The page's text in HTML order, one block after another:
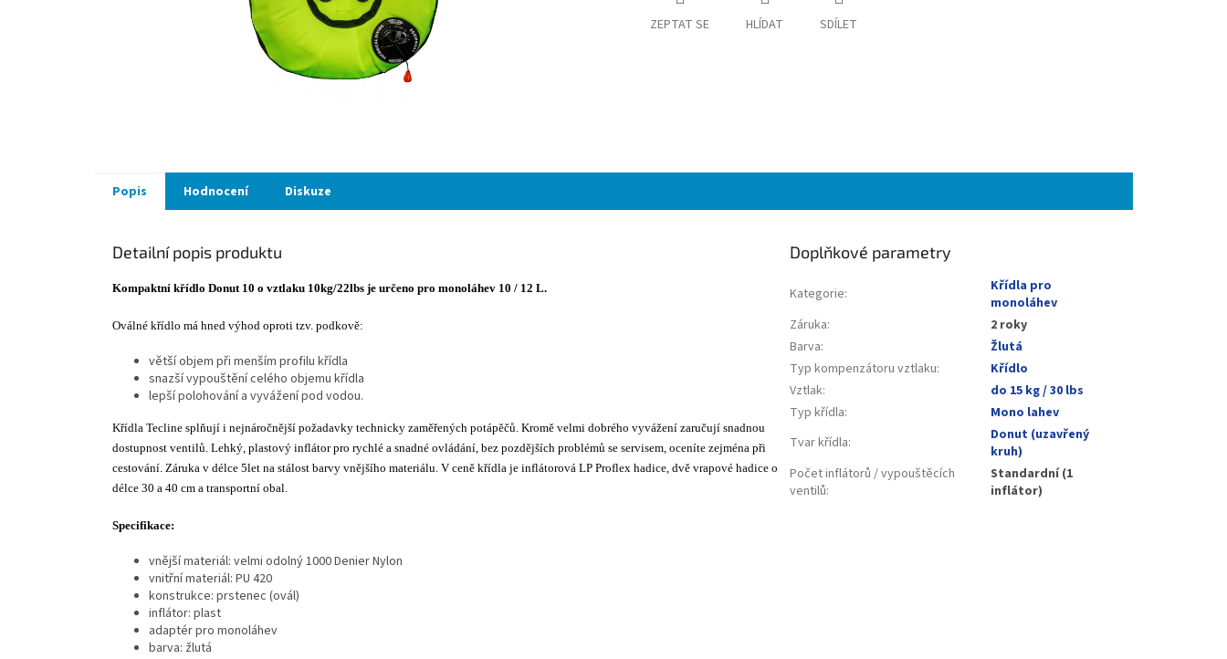
ZEPTAT SE HLÍDAT SDÍLET
Popis Hodnocení Diskuze
Detailní popis produktu
Kompaktní křídlo Donut 10 o vztlaku 10kg/22lbs je určeno pro monoláhev 10 / 12 L.
Oválné křídlo má hned výhod oproti tzv. podkově:
větší objem při menším profilu křídla
snazší vypouštění celého objemu křídla
lepší polohování a vyvážení pod vodou.
Křídla Tecline splňují i nejnáročnější požadavky technicky zaměřených potápěčů. Kromě velmi dobrého vyvážení zaručují snadnou
dostupnost ventilů. Lehký, plastový inflátor pro rychlé a snadné ovládání, bez pozdějších problémů se servisem, oceníte zejména při
cestování. Záruka v délce 5let na stálost barvy vnějšího materiálu. V ceně křídla je inflátorová LP Proflex hadice, dvě vrapové hadice o
délce 30 a 40 cm a transportní obal.
Specifikace:
vnější materiál: velmi odolný 1000 Denier Nylon
vnitřní materiál: PU 420
konstrukce: prstenec (ovál)
inflátor: plast
adaptér pro monoláhev
barva: žlutá
Doplňkové parametry
Kategorie:
Křídla pro
monoláhev
Záruka:
2 roky
Barva:
Žlutá
Typ kompenzátoru vztlaku:
Křídlo
Vztlak:
do 15 kg / 30 lbs
Typ křídla:
Mono lahev
Tvar křídla:
Donut (uzavřený
kruh)
Počet inflátorů / vypouštěcích
ventilů:
Standardní (1
inflátor)